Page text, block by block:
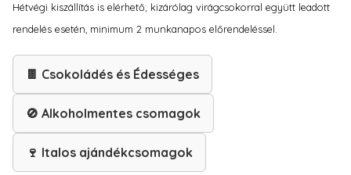
Hétvégi kiszállítás is elérhető; kizárólag virágcsokorral együtt leadott
rendelés esetén, minimum 2 munkanapos előrendeléssel.
🍫 Csokoládés és Édességes
🚫 Alkoholmentes csomagok
🍷 Italos ajándékcsomagok